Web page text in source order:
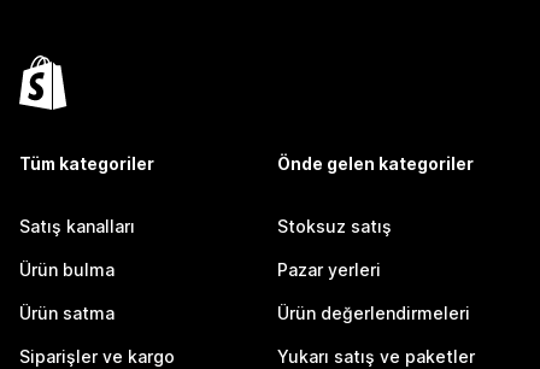
Tüm kategoriler
Satış kanalları
Ürün bulma
Ürün satma
Siparişler ve kargo
Önde gelen kategoriler
Stoksuz satış
Pazar yerleri
Ürün değerlendirmeleri
Yukarı satış ve paketler